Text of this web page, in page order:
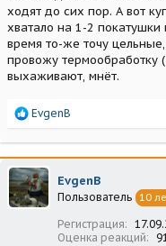
ходят до сих пор. А вот
хватало на 1-2
время то-же точу
провожу термообработку
выхаживают, мнёт.
Р
а
к
ц
и
и
EvgenB
EvgenB
Пользователь 10
Регистрация
Оценка реакций